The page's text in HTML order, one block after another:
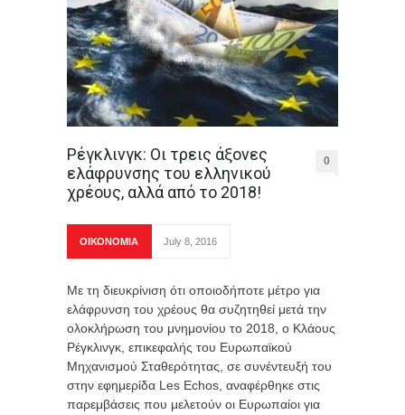
Ρέγκλινγκ: Οι τρεις άξονες
ελάφρυνσης του ελληνικού
χρέους, αλλά από το 2018!
0
ΟΙΚΟΝΟΜΙΑ July 8, 2016
Με τη διευκρίνιση ότι οποιοδήποτε μέτρο για
ελάφρυνση του χρέους θα συζητηθεί μετά την
ολοκλήρωση του μνημονίου το 2018, ο Κλάους
Ρέγκλινγκ, επικεφαλής του Ευρωπαϊκού
Μηχανισμού Σταθερότητας, σε συνέντευξή του
στην εφημερίδα Les Echos, αναφέρθηκε στις
παρεμβάσεις που μελετούν οι Ευρωπαίοι για